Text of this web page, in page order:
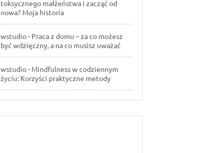
toksycznego małżeństwa i zacząć od
nowa? Moja historia
wstudio- Praca z domu – za co możesz
być wdzięczny, a na co musisz uważać
wstudio- Mindfulness w codziennym
życiu: Korzyści praktyczne metody